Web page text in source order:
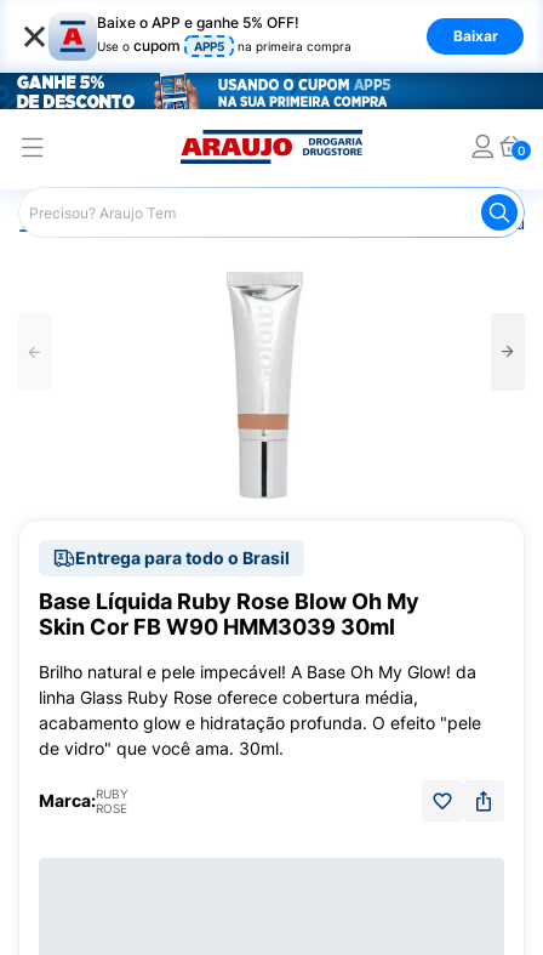
× Baixe o APP e ganhe 5% OFF!
Use o cupom APP5 na primeira compra
Baixar
0
Araujo Maquiagem Base Líquida
Entrega para todo o Brasil
Base Líquida Ruby Rose Blow Oh My
Skin Cor FB W90 HMM3039 30ml
Brilho natural e pele impecável! A Base Oh My Glow! da
linha Glass Ruby Rose oferece cobertura média,
acabamento glow e hidratação profunda. O efeito "pele
de vidro" que você ama. 30ml.
Marca:RUBY
ROSE